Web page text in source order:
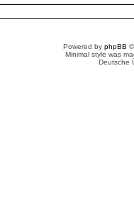
Powered by phpBB
Minimal style was
Deutsche